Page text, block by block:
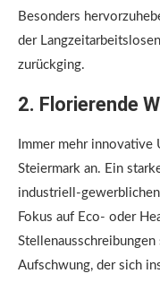
Besonders
der
zurückging.
2. Florierende
Immer mehr innovative
Steiermark an. Ein
industriell-
Fokus auf Eco- oder
Aufschwung, der sich